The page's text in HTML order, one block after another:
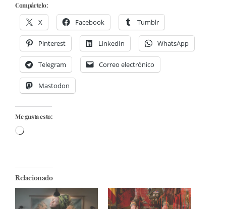
Compártelo:
X Facebook Tumblr
Pinterest LinkedIn WhatsApp
Telegram Correo electrónico
Mastodon
Me gusta esto:
Cargando...
Relacionado